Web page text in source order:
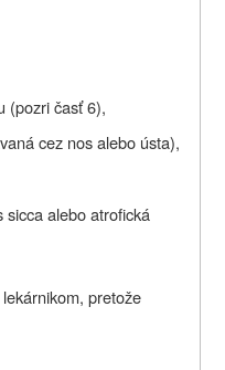
(pozri časť 6),
cez nos alebo ústa),
sicca alebo atrofická
pretože